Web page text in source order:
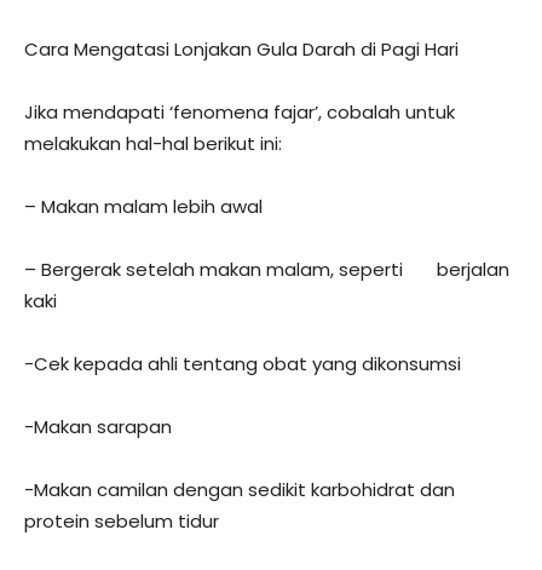
Cara Mengatasi Lonjakan Gula Darah di Pagi Hari
Jika mendapati ‘fenomena fajar’, cobalah untuk
melakukan hal-hal berikut ini:
– Makan malam lebih awal
– Bergerak setelah makan malam, seperti berjalan
kaki
-Cek kepada ahli tentang obat yang dikonsumsi
-Makan sarapan
-Makan camilan dengan sedikit karbohidrat dan
protein sebelum tidur